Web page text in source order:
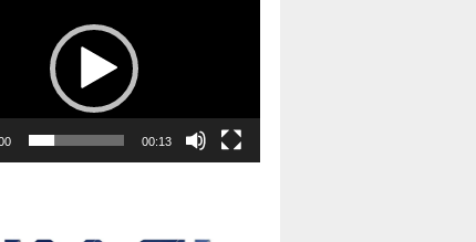
00:13